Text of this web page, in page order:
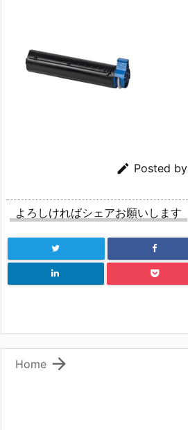
 Posted by
よろしければシェアお願いします

Home